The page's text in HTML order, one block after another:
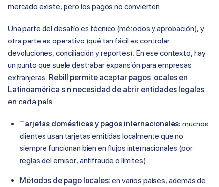
mercado existe, pero los pagos no convierten.
Una parte del desafío es técnico (métodos y aprobación), y
otra parte es operativo (qué tan fácil es controlar
devoluciones, conciliación y reportes). En ese contexto, hay
un punto que suele destrabar expansión para empresas
extranjeras: Rebill permite aceptar pagos locales en
Latinoamérica sin necesidad de abrir entidades legales
en cada país.
Tarjetas domésticas y pagos internacionales: muchos
clientes usan tarjetas emitidas localmente que no
siempre funcionan bien en flujos internacionales (por
reglas del emisor, antifraude o límites).
Métodos de pago locales: en varios países, además de